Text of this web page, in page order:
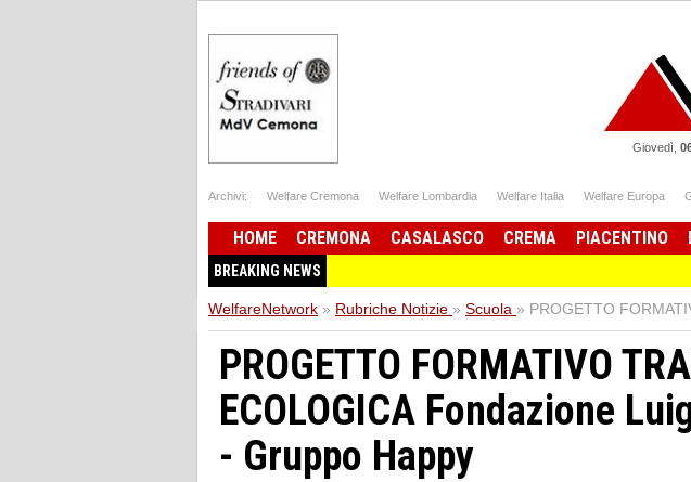
Giovedì,
Archivi: Welfare Cremona Welfare Lombardia Welfare Italia Welfare Europa
HOME CREMONA CASALASCO CREMA PIACENTINO
BREAKING NEWS
WelfareNetwork » Rubriche Notizie » Scuola » PROGETTO
PROGETTO FORMATIVO
ECOLOGICA Fondazione
- Gruppo Happy